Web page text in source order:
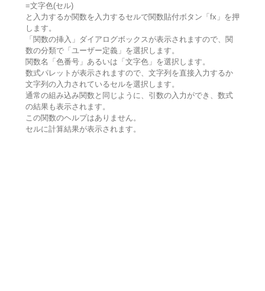
=文字色(セル)
と入力するか関数を入力するセルで関数貼付ボタン「fx」を押
します。
「関数の挿入」ダイアログボックスが表示されますので、関
数の分類で「ユーザー定義」を選択します。
関数名「色番号」あるいは「文字色」を選択します。
数式パレットが表示されますので、文字列を直接入力するか
文字列の入力されているセルを選択します。
通常の組み込み関数と同じように、引数の入力ができ、数式
の結果も表示されます。
この関数のヘルプはありません。
セルに計算結果が表示されます。